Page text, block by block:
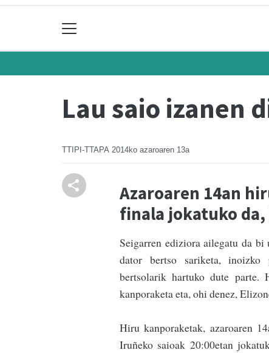
Lau saio izanen
TTIPI-TTAPA 2014ko azaroaren 13a
Azaroaren 14an
finala jokatuko da,
Seigarren ediziora ailegatu da
dator bertso sariketa, inoizko
bertsolarik hartuko dute parte.
kanporaketa eta, ohi denez,
Hiru kanporaketak, azaroaren
Iruñeko saioak 20:00etan